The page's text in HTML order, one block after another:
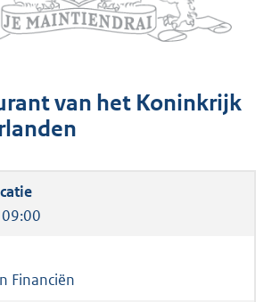
van het Koninkrijk
Financiën